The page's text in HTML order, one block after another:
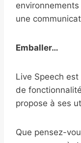
une
Emballer…
Live Speech
de
propose à ses
Que pensez-